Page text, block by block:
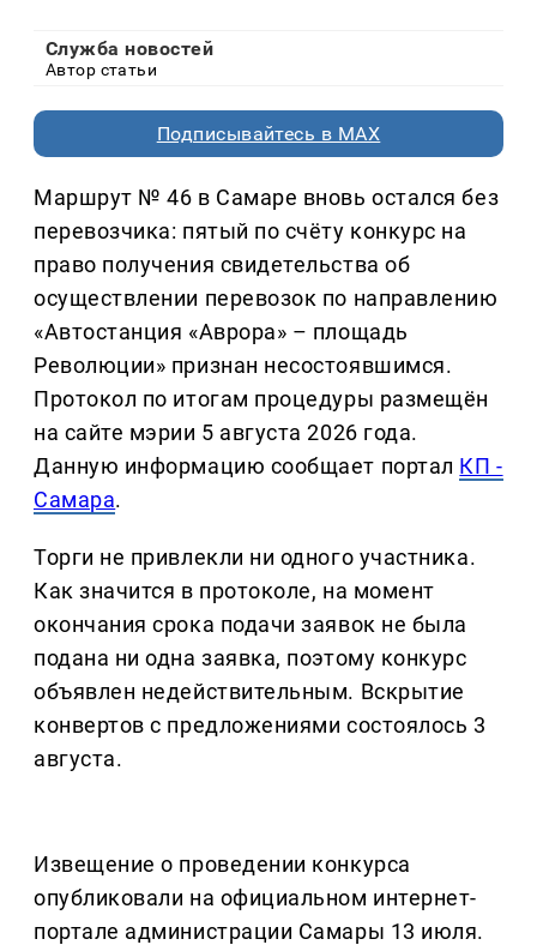
Служба новостей
Автор статьи
Подписывайтесь в MAX
Маршрут № 46 в Самаре вновь остался без
перевозчика: пятый по счёту конкурс на
право получения свидетельства об
осуществлении перевозок по направлению
«Автостанция «Аврора» – площадь
Революции» признан несостоявшимся.
Протокол по итогам процедуры размещён
на сайте мэрии 5 августа 2026 года.
Данную информацию сообщает портал КП -
Самара.
Торги не привлекли ни одного участника.
Как значится в протоколе, на момент
окончания срока подачи заявок не была
подана ни одна заявка, поэтому конкурс
объявлен недействительным. Вскрытие
конвертов с предложениями состоялось 3
августа.
Извещение о проведении конкурса
опубликовали на официальном интернет-
портале администрации Самары 13 июля.